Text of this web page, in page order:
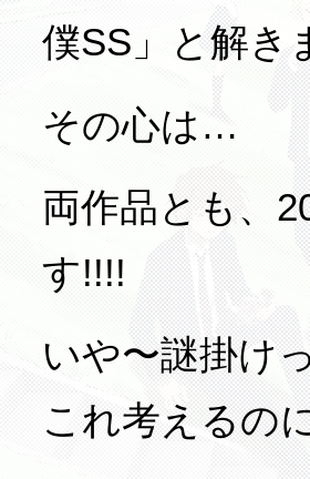
僕SS」と解き
その心は…
両作品とも、
す!!!!
いや〜謎掛け
これ考えるの